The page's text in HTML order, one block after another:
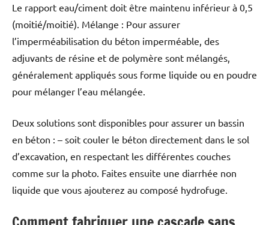
Le rapport eau/ciment doit être maintenu inférieur à 0,5
(moitié/moitié). Mélange : Pour assurer
l’imperméabilisation du béton imperméable, des
adjuvants de résine et de polymère sont mélangés,
généralement appliqués sous forme liquide ou en poudre
pour mélanger l’eau mélangée.
Deux solutions sont disponibles pour assurer un bassin
en béton : – soit couler le béton directement dans le sol
d’excavation, en respectant les différentes couches
comme sur la photo. Faites ensuite une diarrhée non
liquide que vous ajouterez au composé hydrofuge.